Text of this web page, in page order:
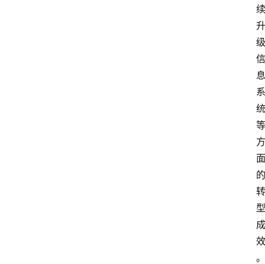
续
升
级
信
息
系
统
等
方
面
的
转
型
成
效
。